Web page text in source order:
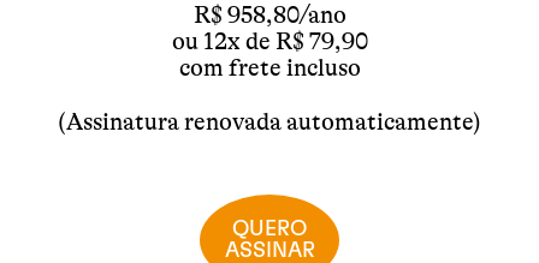
R$ 958,80/ano
ou 12x de R$ 79,90
com frete incluso
(Assinatura renovada automaticamente)
QUERO
ASSINAR